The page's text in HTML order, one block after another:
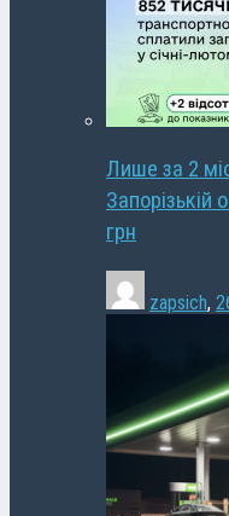
Лише за 2
Запорізькій
грн
zapsich,